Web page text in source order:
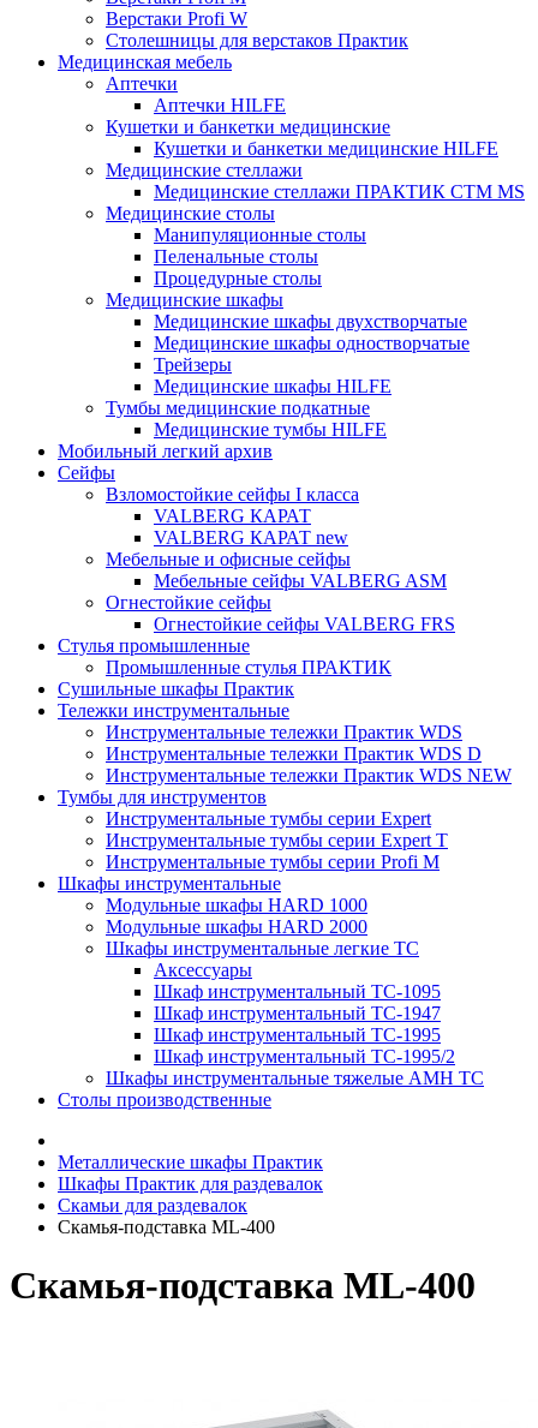
Верстаки Profi W
Столешницы для верстаков Практик
Медицинская мебель
Аптечки
Аптечки HILFE
Кушетки и банкетки медицинские
Кушетки и банкетки медицинские HILFE
Медицинские стеллажи
Медицинские стеллажи ПРАКТИК СТМ MS
Медицинские столы
Манипуляционные столы
Пеленальные столы
Процедурные столы
Медицинские шкафы
Медицинские шкафы двухстворчатые
Медицинские шкафы одностворчатые
Трейзеры
Медицинские шкафы HILFE
Тумбы медицинские подкатные
Медицинские тумбы HILFE
Мобильный легкий архив
Сейфы
Взломостойкие сейфы I класса
VALBERG КАРАТ
VALBERG КАРАТ new
Мебельные и офисные сейфы
Мебельные сейфы VALBERG ASM
Огнестойкие сейфы
Огнестойкие сейфы VALBERG FRS
Стулья промышленные
Промышленные стулья ПРАКТИК
Сушильные шкафы Практик
Тележки инструментальные
Инструментальные тележки Практик WDS
Инструментальные тележки Практик WDS D
Инструментальные тележки Практик WDS NEW
Тумбы для инструментов
Инструментальные тумбы серии Expert
Инструментальные тумбы серии Expert T
Инструментальные тумбы серии Profi M
Шкафы инструментальные
Модульные шкафы HARD 1000
Модульные шкафы HARD 2000
Шкафы инструментальные легкие ТС
Аксессуары
Шкаф инструментальный TC-1095
Шкаф инструментальный TC-1947
Шкаф инструментальный TC-1995
Шкаф инструментальный TC-1995/2
Шкафы инструментальные тяжелые AMH TC
Столы производственные
Металлические шкафы Практик
Шкафы Практик для раздевалок
Скамьи для раздевалок
Скамья-подставка ML-400
Скамья-подставка ML-400